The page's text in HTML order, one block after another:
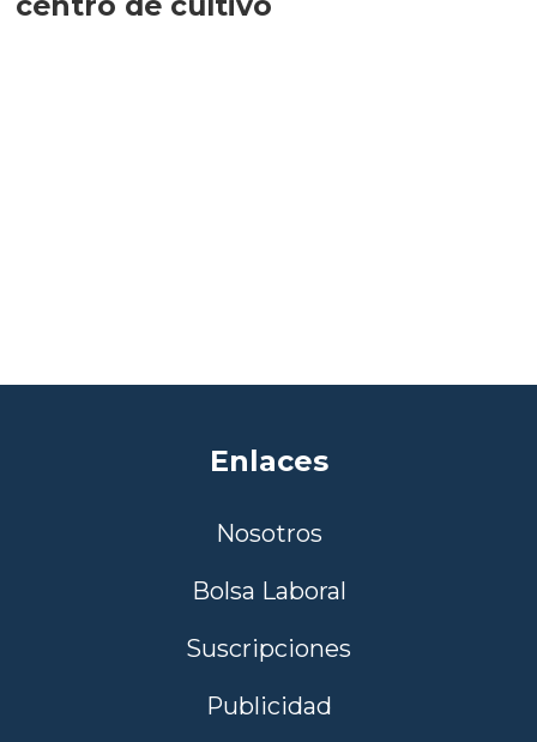
Enlaces
Nosotros
Bolsa Laboral
Suscripciones
Publicidad